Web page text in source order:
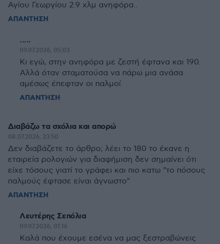
Αγίου Γεωργίου 2.9 χλμ ανηφόρα..
ΑΠΑΝΤΗΣΗ
.....
09.07.2026, 05:03
Κι εγώ, στην ανηφόρα με ζεστή έφτανα και 190.
Αλλά όταν σταματούσα να πάρω μια ανάσα
αμέσως έπεφταν οι παλμοί
ΑΠΑΝΤΗΣΗ
Διαβάζω τα σχόλια και απορώ
08.07.2026, 23:50
Δεν διαβάζετε το άρθρο; λέει το 180 το έκανε η
εταιρεία ρολογιών για διαφήμιση δεν σημαίνει ότι
είχε τόσους γιατί το γράφει και πιο κατω "το πόσους
παλμούς έφτασε είναι άγνωστο"
ΑΠΑΝΤΗΣΗ
Λευτέρης Σεπόλια
09.07.2026, 01:16
Καλά που έχουμε εσένα να μας ξεστραβώνεις